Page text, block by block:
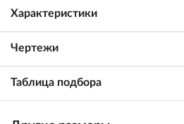
Характеристики
Чертежи
Таблица подбора